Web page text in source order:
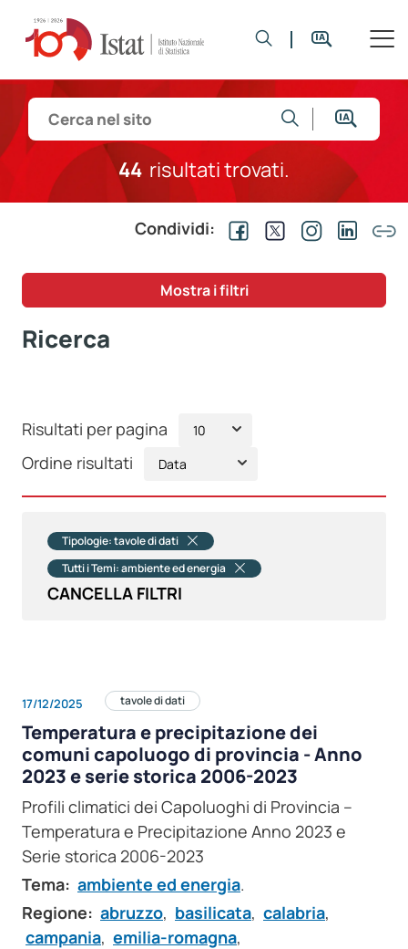
44 risultati trovati.
Condividi:
Mostra i filtri
Ricerca
Risultati per pagina
Ordine risultati
Tipologie: tavole di dati
Tutti i Temi: ambiente ed energia
CANCELLA FILTRI
17/12/2025 tavole di dati
Temperatura e precipitazione dei
comuni capoluogo di provincia - Anno
2023 e serie storica 2006-2023
Profili climatici dei Capoluoghi di Provincia –
Temperatura e Precipitazione Anno 2023 e
Serie storica 2006-2023
Tema: ambiente ed energia.
Regione: abruzzo, basilicata, calabria,
campania, emilia-romagna,